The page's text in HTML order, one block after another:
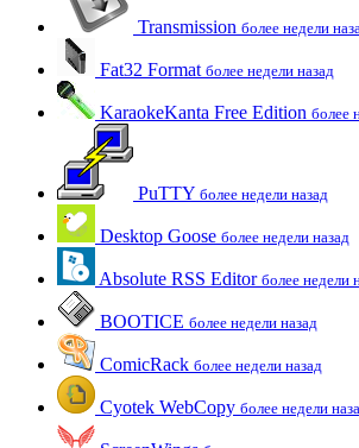
Transmission более недели
Fat32 Format более недели назад
KaraokeKanta Free Edition более
PuTTY более недели назад
Desktop Goose более недели назад
Absolute RSS Editor более недели
BOOTICE более недели назад
ComicRack более недели назад
Cyotek WebCopy более недели